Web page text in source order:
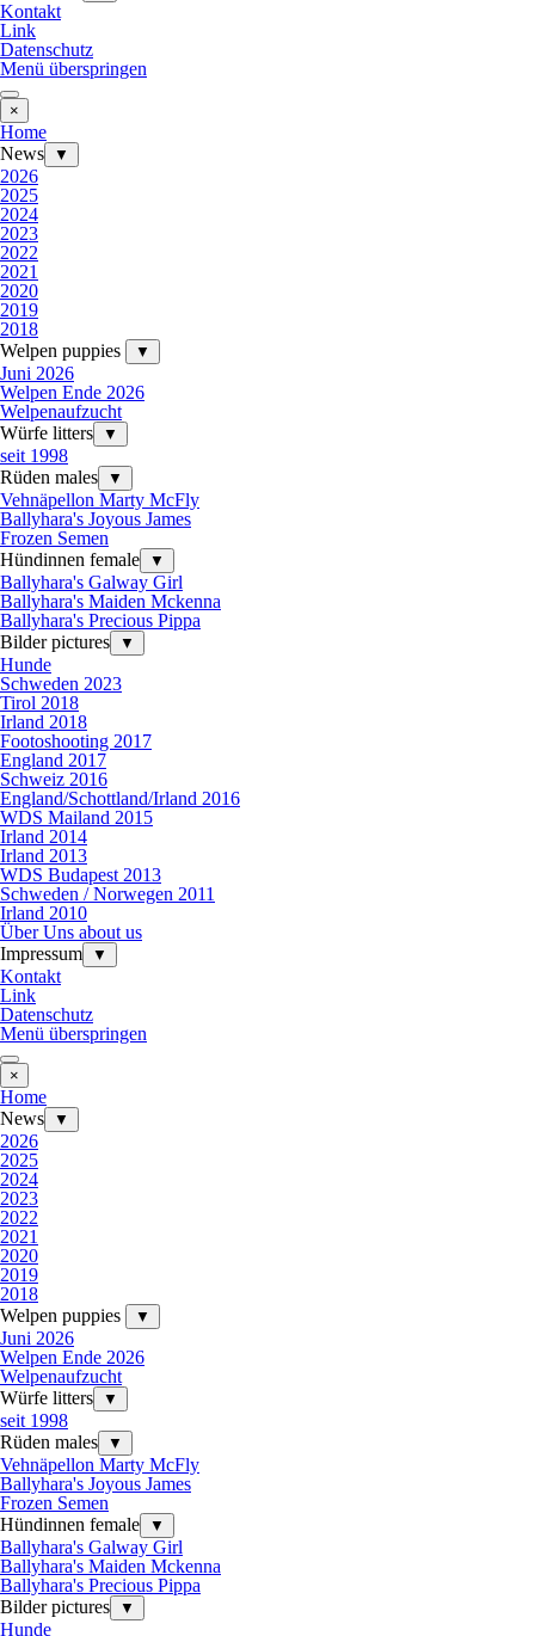
Kontakt
Link
Datenschutz
Menü überspringen
×
Home
News
▼
2026
2025
2024
2023
2022
2021
2020
2019
2018
Welpen puppies
▼
Juni 2026
Welpen Ende 2026
Welpenaufzucht
Würfe litters
▼
seit 1998
Rüden males
▼
Vehnäpellon Marty McFly
Ballyhara's Joyous James
Frozen Semen
Hündinnen female
▼
Ballyhara's Galway Girl
Ballyhara's Maiden Mckenna
Ballyhara's Precious Pippa
Bilder pictures
▼
Hunde
Schweden 2023
Tirol 2018
Irland 2018
Footoshooting 2017
England 2017
Schweiz 2016
England/Schottland/Irland 2016
WDS Mailand 2015
Irland 2014
Irland 2013
WDS Budapest 2013
Schweden / Norwegen 2011
Irland 2010
Über Uns about us
Impressum
▼
Kontakt
Link
Datenschutz
Menü überspringen
×
Home
News
▼
2026
2025
2024
2023
2022
2021
2020
2019
2018
Welpen puppies
▼
Juni 2026
Welpen Ende 2026
Welpenaufzucht
Würfe litters
▼
seit 1998
Rüden males
▼
Vehnäpellon Marty McFly
Ballyhara's Joyous James
Frozen Semen
Hündinnen female
▼
Ballyhara's Galway Girl
Ballyhara's Maiden Mckenna
Ballyhara's Precious Pippa
Bilder pictures
▼
Hunde